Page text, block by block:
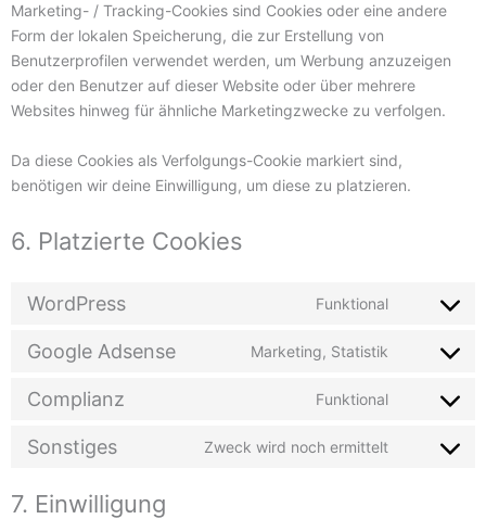
Marketing- / Tracking-Cookies sind Cookies oder eine andere
Form der lokalen Speicherung, die zur Erstellung von
Benutzerprofilen verwendet werden, um Werbung anzuzeigen
oder den Benutzer auf dieser Website oder über mehrere
Websites hinweg für ähnliche Marketingzwecke zu verfolgen.
Da diese Cookies als Verfolgungs-Cookie markiert sind,
benötigen wir deine Einwilligung, um diese zu platzieren.
6. Platzierte Cookies
WordPress Funktional
Google Adsense Marketing, Statistik
Complianz Funktional
Sonstiges Zweck wird noch ermittelt
7. Einwilligung